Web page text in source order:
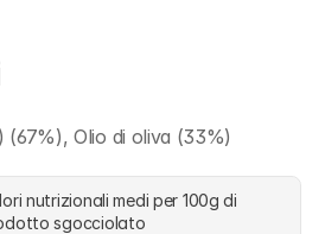
(67%), Olio di oliva (33%)
nutrizionali medi per 100g di
sgocciolato